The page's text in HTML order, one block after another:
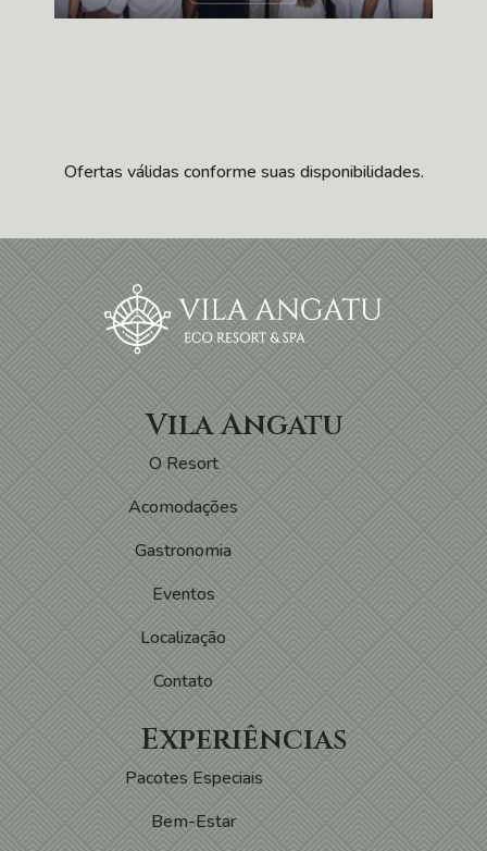
Ofertas válidas conforme suas disponibilidades.
Vila Angatu
O Resort
Acomodações
Gastronomia
Eventos
Localização
Contato
Experiências
Pacotes Especiais
Bem-Estar